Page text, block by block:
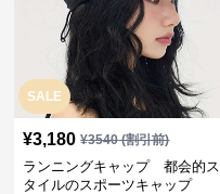
SALE
¥3,180 ¥3540(割引前)
ランニングキャップ 都会的ス
タイルのスポーツキャップ